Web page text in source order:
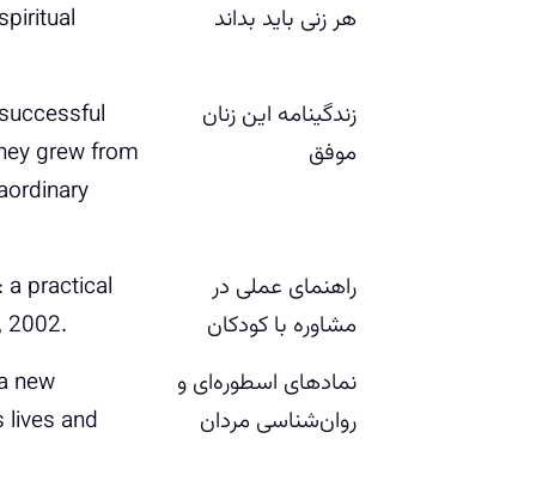
هر زنی باید بداند
زندگینامه این زنان
موفق
grew from
راه‍ن‍م‍ای‌ ع‍م‍ل‍ی‌ در
م‍ش‍اوره‌ ب‍ا ک‍ودک‍ان‌
a practical
نمادهای اسطوره‌ای و
روان‌شناسی مردان
new
lives and